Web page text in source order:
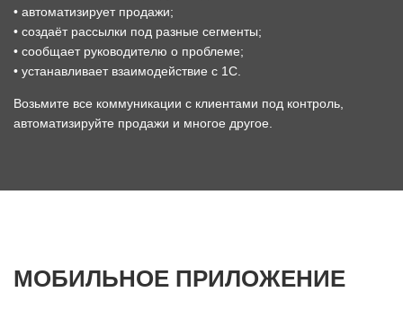
• автоматизирует продажи;
• создаёт рассылки под разные сегменты;
• сообщает руководителю о проблеме;
• устанавливает взаимодействие с 1С.
Возьмите все коммуникации с клиентами под контроль,
автоматизируйте продажи и многое другое.
МОБИЛЬНОЕ ПРИЛОЖЕНИЕ